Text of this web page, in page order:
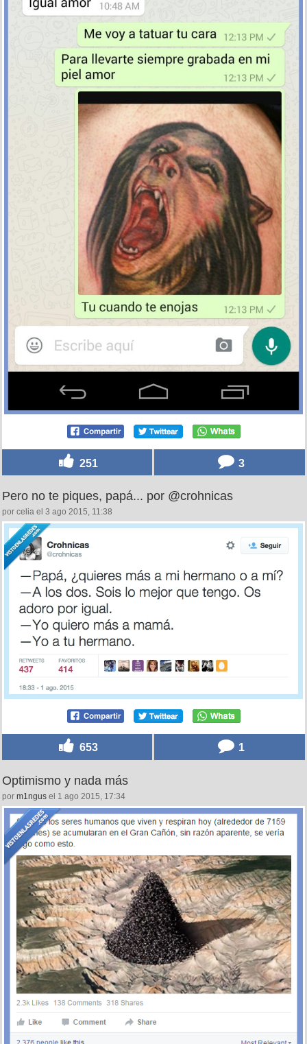
251 3
Pero no te piques, papá... por @crohnicas
por celia el 3 ago 2015, 11:38
653 1
Optimismo y nada más
por m1ngus el 1 ago 2015, 17:34